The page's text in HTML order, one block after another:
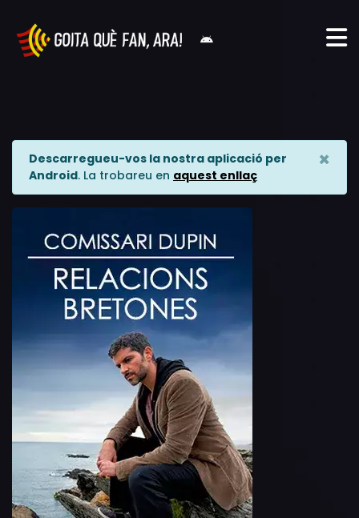
Descarregueu-vos la nostra aplicació per
Android. La trobareu en aquest enllaç
×